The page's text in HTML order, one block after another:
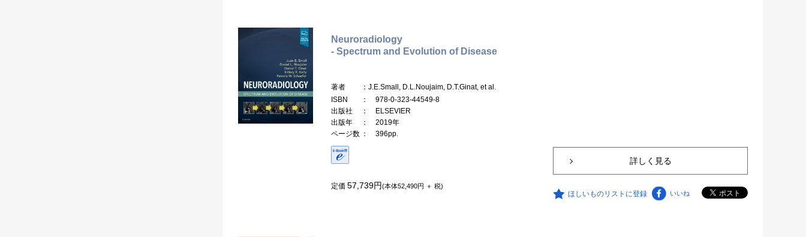
Neuroradiology
- Spectrum and Evolution of Disease
著者
：J.E.Small, D.L.Noujaim, D.T.Ginat, et al.
ISBN
： 978-0-323-44549-8
出版社
： ELSEVIER
出版年
： 2019年
ページ数 ： 396pp.
定価 57,739円(本体52,490円 ＋ 税)
詳しく見る
ほしいものリストに登録 いいね